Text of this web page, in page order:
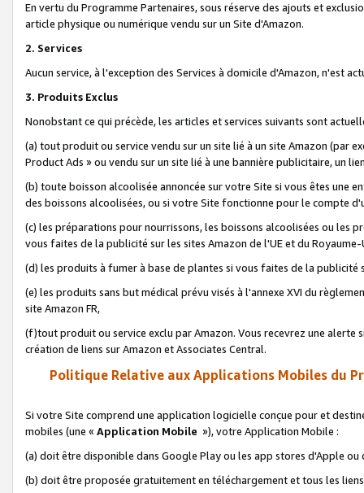
En vertu du Programme Partenaires, sous réserve des ajouts et
article physique ou numérique vendu sur un Site d'Amazon.
2. Services
Aucun service, à l'exception des Services à domicile d'Amazon, n'est
3. Produits Exclus
Nonobstant ce qui précède, les articles et services suivants sont
(a) tout produit ou service vendu sur un site lié à un site Amazon (par
Product Ads » ou vendu sur un site lié à une bannière publicitaire, un
(b) toute boisson alcoolisée annoncée sur votre Site si vous êtes une
des boissons alcoolisées, ou si votre Site fonctionne pour le compte
(c) les préparations pour nourrissons, les boissons alcoolisées ou les
vous faites de la publicité sur les sites Amazon de l'UE et du Royaume-
(d) les produits à fumer à base de plantes si vous faites de la publicité
(e) les produits sans but médical prévu visés à l'annexe XVI du
site Amazon FR,
(f)tout produit ou service exclu par Amazon. Vous recevrez une alerte
création de liens sur Amazon et Associates Central.
Politique Relative aux Applications Mobiles du
Si votre Site comprend une application logicielle conçue pour et
mobiles (une « Application Mobile »), votre Application Mobile :
(a) doit être disponible dans Google Play ou les app stores d'Apple ou
(b) doit être proposée gratuitement en téléchargement et tous les